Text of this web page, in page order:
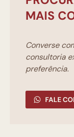
MAIS
Converse
consultoria
preferência.
FALE